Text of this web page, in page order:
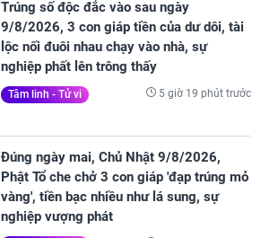
Trúng số độc đắc vào sau ngày
9/8/2026, 3 con giáp tiền của dư dôi, tài
lộc nối đuôi nhau chạy vào nhà, sự
nghiệp phất lên trông thấy
Tâm linh - Tử vi 5 giờ 19 phút trước
Đúng ngày mai, Chủ Nhật 9/8/2026,
Phật Tổ che chở 3 con giáp 'đạp trúng mỏ
vàng', tiền bạc nhiều như lá sung, sự
nghiệp vượng phát